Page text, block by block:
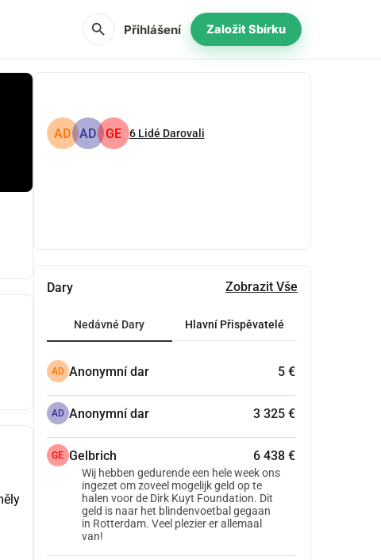
search Přihlášení Založit Sbírku
AD AD GE 6 Lidé Darovali
Dary Zobrazit Vše
Nedávné Dary Hlavní Přispěvatelé
AD Anonymní dar 5 €
AD Anonymní dar 3 325 €
GE Gelbrich 6 438 €
Wij hebben gedurende een hele week ons
ingezet om zoveel mogelijk geld op te
halen voor de Dirk Kuyt Foundation. Dit
geld is naar het blindenvoetbal gegaan
in Rotterdam. Veel plezier er allemaal
van!